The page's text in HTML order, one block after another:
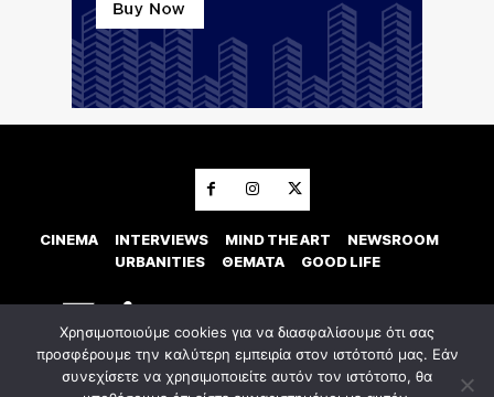
CINEMA INTERVIEWS MIND THE ART
NEWSROOM
URBANITIES
ΘΕΜΑΤΑ GOOD LIFE
Χρησιμοποιούμε cookies για να διασφαλίσουμε ότι σας
προσφέρουμε την καλύτερη εμπειρία στον ιστότοπό μας. Εάν
συνεχίσετε να χρησιμοποιείτε αυτόν τον ιστότοπο, θα